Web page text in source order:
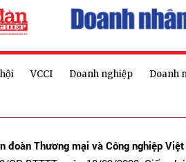
VCCI Doanh nghiệp Doanh
đoàn Thương mại và Công nghiệp